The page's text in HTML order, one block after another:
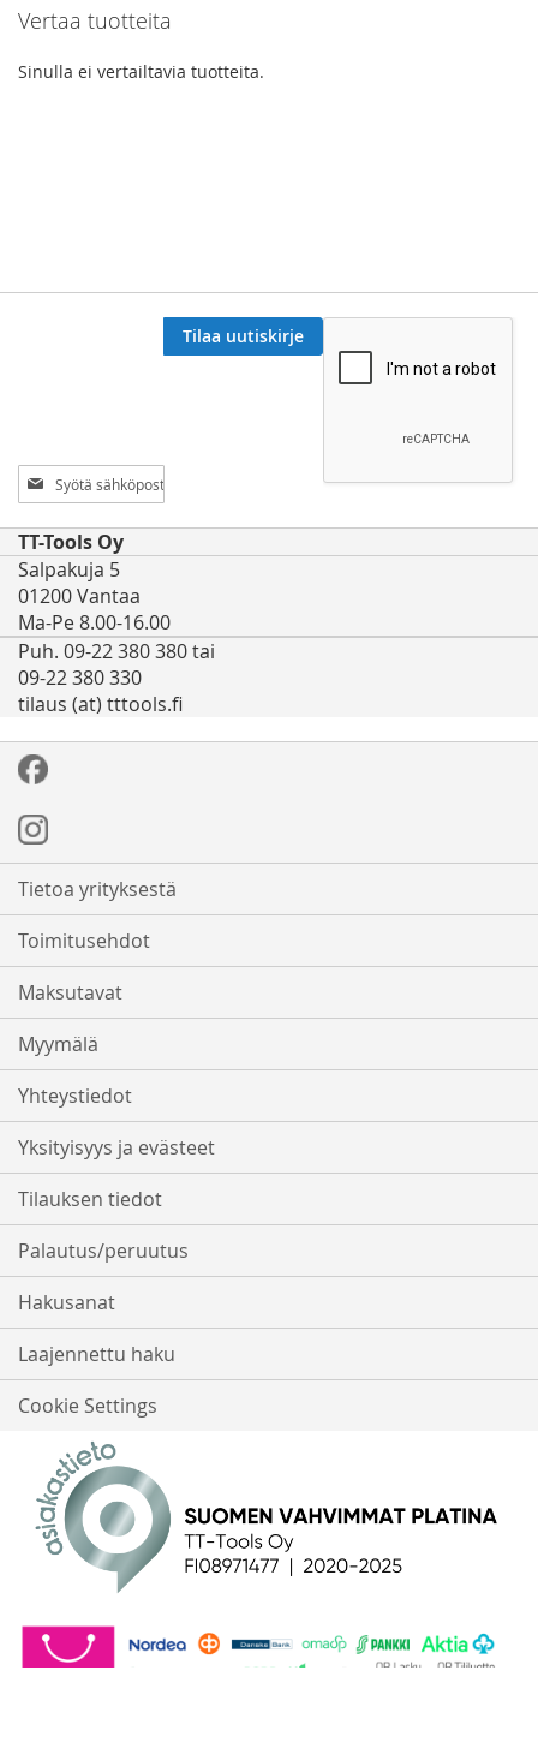
Vertaa tuotteita
Sinulla ei vertailtavia tuotteita.
Tilaa
uutiskirjeemme:
Tilaa uutiskirje
TT-Tools Oy
Salpakuja 5
01200 Vantaa
Ma-Pe 8.00-16.00
Puh. 09-22 380 380 tai
09-22 380 330
tilaus (at) tttools.fi
Tietoa yrityksestä
Toimitusehdot
Maksutavat
Myymälä
Yhteystiedot
Yksityisyys ja evästeet
Tilauksen tiedot
Palautus/peruutus
Hakusanat
Laajennettu haku
Cookie Settings